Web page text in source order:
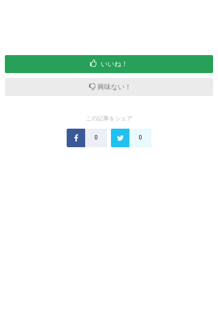
いいね！
興味ない！
この記事をシェア
0 0